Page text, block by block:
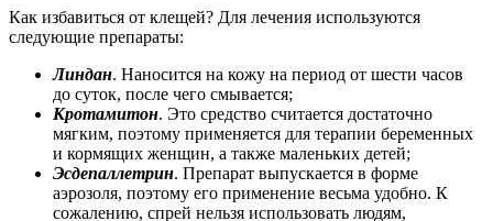
Как избавиться от клещей? Для лечения используются
следующие препараты:
Линдан. Наносится на кожу на период от шести часов
до суток, после чего смывается;
Кротамитон. Это средство считается достаточно
мягким, поэтому применяется для терапии беременных
и кормящих женщин, а также маленьких детей;
Эсдепаллетрин. Препарат выпускается в форме
аэрозоля, поэтому его применение весьма удобно. К
сожалению, спрей нельзя использовать людям,